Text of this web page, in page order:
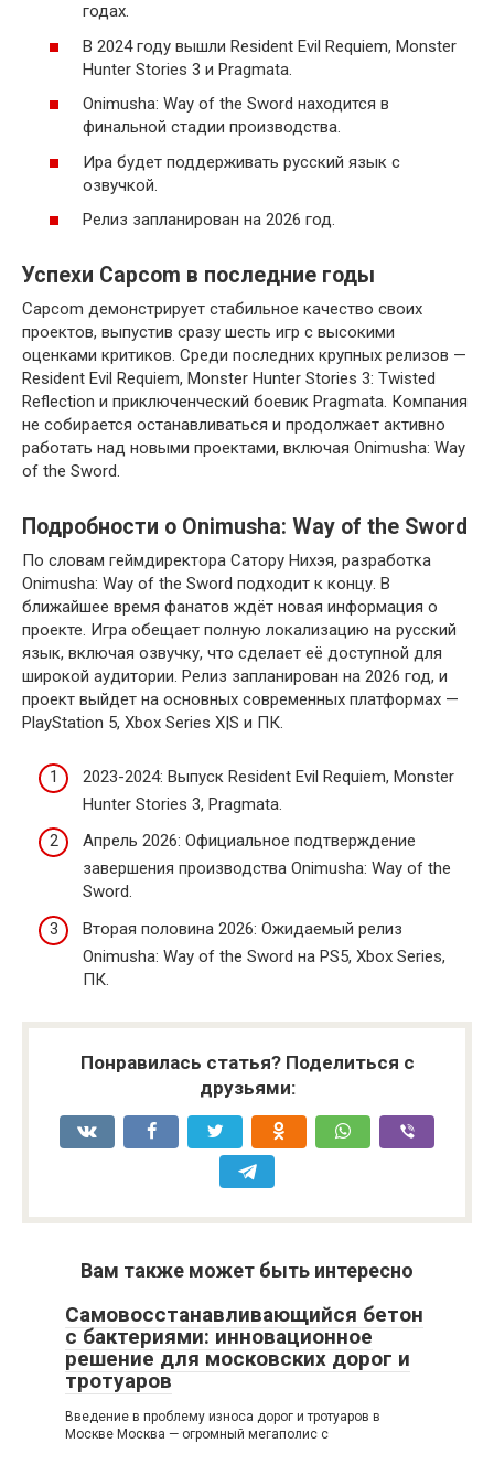
годах.
В 2024 году вышли Resident Evil Requiem, Monster
Hunter Stories 3 и Pragmata.
Onimusha: Way of the Sword находится в
финальной стадии производства.
Ира будет поддерживать русский язык с
озвучкой.
Релиз запланирован на 2026 год.
Успехи Capcom в последние годы
Capcom демонстрирует стабильное качество своих
проектов, выпустив сразу шесть игр с высокими
оценками критиков. Среди последних крупных релизов —
Resident Evil Requiem, Monster Hunter Stories 3: Twisted
Reflection и приключенческий боевик Pragmata. Компания
не собирается останавливаться и продолжает активно
работать над новыми проектами, включая Onimusha: Way
of the Sword.
Подробности о Onimusha: Way of the Sword
По словам геймдиректора Сатору Нихэя, разработка
Onimusha: Way of the Sword подходит к концу. В
ближайшее время фанатов ждёт новая информация о
проекте. Игра обещает полную локализацию на русский
язык, включая озвучку, что сделает её доступной для
широкой аудитории. Релиз запланирован на 2026 год, и
проект выйдет на основных современных платформах —
PlayStation 5, Xbox Series X|S и ПК.
2023-2024: Выпуск Resident Evil Requiem, Monster
Hunter Stories 3, Pragmata.
Апрель 2026: Официальное подтверждение
завершения производства Onimusha: Way of the
Sword.
Вторая половина 2026: Ожидаемый релиз
Onimusha: Way of the Sword на PS5, Xbox Series,
ПК.
Понравилась статья? Поделиться с
друзьями:
Вам также может быть интересно
Самовосстанавливающийся бетон
с бактериями: инновационное
решение для московских дорог и
тротуаров
Введение в проблему износа дорог и тротуаров в
Москве Москва — огромный мегаполис с